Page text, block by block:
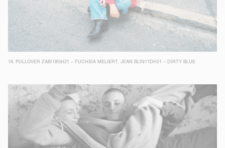
18. PULLOVER ZABI18GH21 – FUCHSIA MELIERT, JEAN BLIN11DH21 – DIRTY BLUE